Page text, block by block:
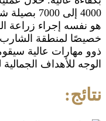
4000 إلى
هو نفسه إجراء زراعة
خصيصًا لمنطقة الشارب.
ذوو مهارات عالية
الوجه للأهداف
نتائج: